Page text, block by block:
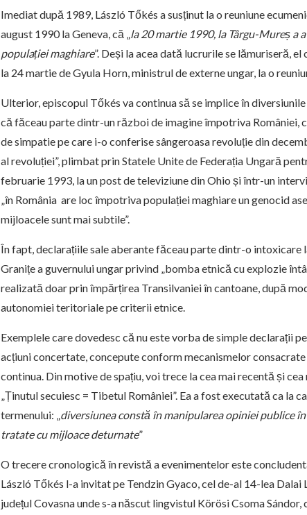
Imediat după 1989, László Tőkés a susținut la o reuniune
august 1990 la Geneva, că „la 20 martie 1990, la Târgu-Mureș a
populației maghiare”. Deși la acea dată lucrurile se lămuriseră,
la 24 martie de Gyula Horn, ministrul de externe ungar, la o
Ulterior, episcopul Tőkés va continua să se implice în
că făceau parte dintr-un război de imagine împotriva României,
de simpatie pe care i-o conferise sângeroasa revoluție din
al revoluției”, plimbat prin Statele Unite de Federația Ungară
februarie 1993, la un post de televiziune din Ohio și într-un
„în România are loc împotriva populației maghiare un genocid
mijloacele sunt mai subtile”.
În fapt, declarațiile sale aberante făceau parte dintr-o
Granițe a guvernului ungar privind „bomba etnică cu explozie
realizată doar prin împărțirea Transilvaniei în cantoane, după
autonomiei teritoriale pe criterii etnice.
Exemplele care dovedesc că nu este vorba de simple declarații
acțiuni concertate, concepute conform mecanismelor
continua. Din motive de spațiu, voi trece la cea mai recentă și
„Ținutul secuiesc = Tibetul României”. Ea a fost executată ca la
termenului: „diversiunea constă în manipularea opiniei publice
tratate cu mijloace deturnate”
O trecere cronologică în revistă a evenimentelor este
László Tőkés l-a invitat pe Tendzin Gyaco, cel de-al 14-lea
județul Covasna unde s-a născut lingvistul Körösi Csoma